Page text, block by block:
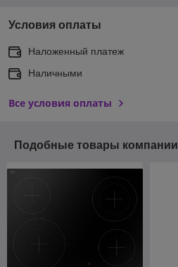
Условия оплаты
Наложенный платеж
Наличными
Все условия оплаты
Подобные товары компании